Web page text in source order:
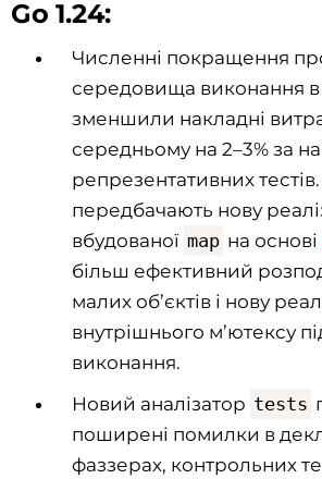
Go 1.24:
Численні покращення
середовища виконання в
зменшили накладні
середньому на 2–3% за
репрезентативних
передбачають нову
вбудованої map на основі
більш ефективний
малих об’єктів і нову
внутрішнього м’ютексу
виконання.
Новий аналізатор tests
поширені помилки в
фаззерах, контрольних